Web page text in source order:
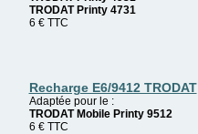
TRODAT Printy 4731
6 €TTC
Recharge E6/9412 TRODAT
Adaptée pour le :
TRODAT Mobile Printy 9512
6 €TTC